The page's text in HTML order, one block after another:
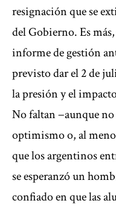
resignación que se
del Gobierno. Es
informe de gestión
previsto dar el 2 de
la presión y el
No faltan −aunque
optimismo o, al
que los argentinos
se esperanzó un
confiado en que las